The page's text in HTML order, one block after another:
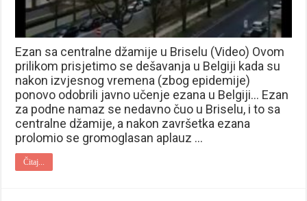
Ezan sa centralne džamije u Briselu (Video) Ovom
prilikom prisjetimo se dešavanja u Belgiji kada su
nakon izvjesnog vremena (zbog epidemije)
ponovo odobrili javno učenje ezana u Belgiji… Ezan
za podne namaz se nedavno čuo u Briselu, i to sa
centralne džamije, a nakon završetka ezana
prolomio se gromoglasan aplauz …
Čitaj...